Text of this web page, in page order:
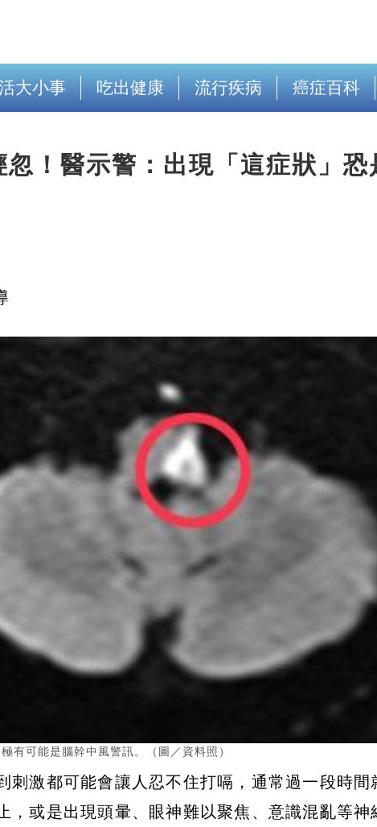
大小事 吃出健康 流行疾病 癌症百科
！醫示警：出現「這症狀」恐
有可能是腦幹中風警訊。（圖／資料照）
刺激都可能會讓人忍不住打嗝，通常過一段時
，或是出現頭暈、眼神難以聚焦、意識混亂等